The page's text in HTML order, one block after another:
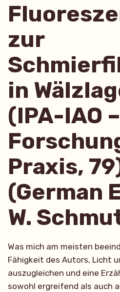
zur
in
(IPA-IAO –
Praxis,
(German
W.
Was mich am meisten
Fähigkeit des Autors, Licht
auszugleichen und eine
sowohl ergreifend als auch